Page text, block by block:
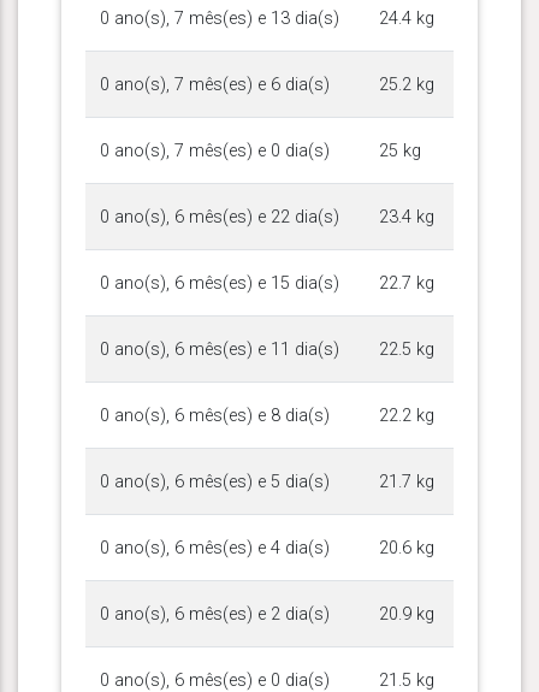
0 ano(s), 7 mês(es) e 13 dia(s) 24.4 kg
0 ano(s), 7 mês(es) e 6 dia(s) 25.2 kg
0 ano(s), 7 mês(es) e 0 dia(s) 25 kg
0 ano(s), 6 mês(es) e 22 dia(s) 23.4 kg
0 ano(s), 6 mês(es) e 15 dia(s) 22.7 kg
0 ano(s), 6 mês(es) e 11 dia(s) 22.5 kg
0 ano(s), 6 mês(es) e 8 dia(s) 22.2 kg
0 ano(s), 6 mês(es) e 5 dia(s) 21.7 kg
0 ano(s), 6 mês(es) e 4 dia(s) 20.6 kg
0 ano(s), 6 mês(es) e 2 dia(s) 20.9 kg
0 ano(s), 6 mês(es) e 0 dia(s) 21.5 kg